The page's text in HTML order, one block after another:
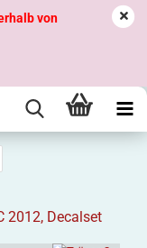
von
2012, Decalset